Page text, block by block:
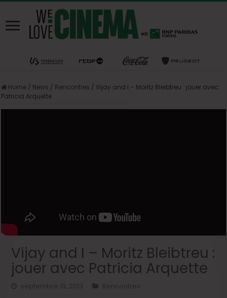
Home / News / Rencontres / Vijay and I – Moritz Bleibtreu : jouer avec
Patricia Arquette
Vijay and I – Moritz Bleibtreu :
jouer avec Patricia Arquette
septembre 19, 2013
Rencontres